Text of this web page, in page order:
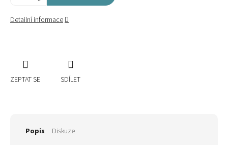
Detailní informace
ZEPTAT SE SDÍLET
Popis Diskuze